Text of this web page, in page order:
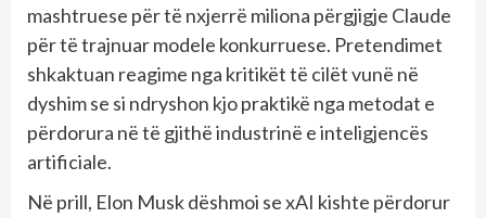
mashtruese për të nxjerrë miliona përgjigje Claude
për të trajnuar modele konkurruese. Pretendimet
shkaktuan reagime nga kritikët të cilët vunë në
dyshim se si ndryshon kjo praktikë nga metodat e
përdorura në të gjithë industrinë e inteligjencës
artificiale.
Në prill, Elon Musk dëshmoi se xAI kishte përdorur